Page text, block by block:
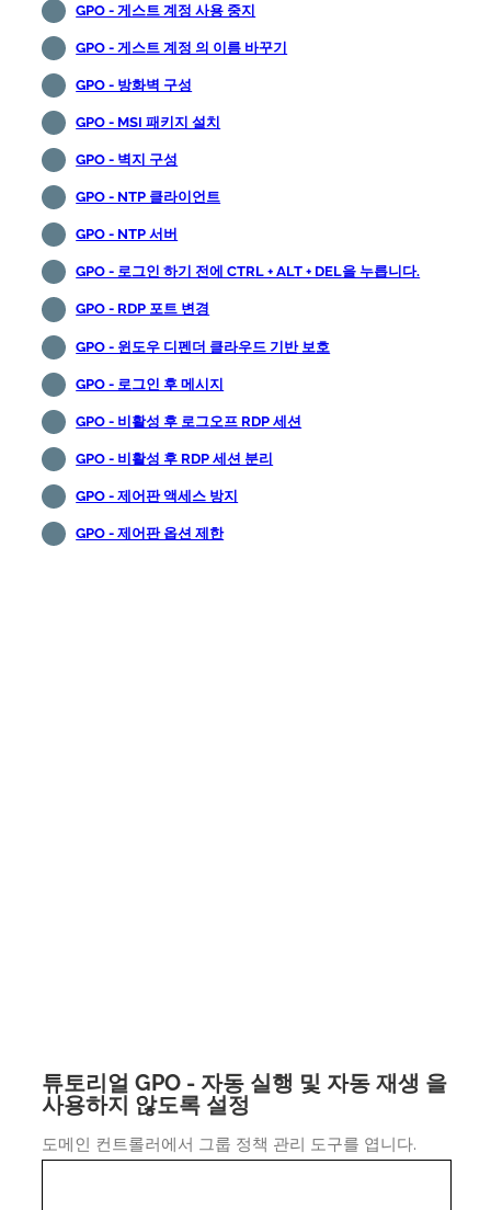
GPO - 게스트 계정 사용 중지
GPO - 게스트 계정 의 이름 바꾸기
GPO - 방화벽 구성
GPO - MSI 패키지 설치
GPO - 벽지 구성
GPO - NTP 클라이언트
GPO - NTP 서버
GPO - 로그인 하기 전에 CTRL + ALT + DEL을 누릅니다.
GPO - RDP 포트 변경
GPO - 윈도우 디펜더 클라우드 기반 보호
GPO - 로그인 후 메시지
GPO - 비활성 후 로그오프 RDP 세션
GPO - 비활성 후 RDP 세션 분리
GPO - 제어판 액세스 방지
GPO - 제어판 옵션 제한
튜토리얼 GPO - 자동 실행 및 자동 재생 을
사용하지 않도록 설정
도메인 컨트롤러에서 그룹 정책 관리 도구를 엽니다.